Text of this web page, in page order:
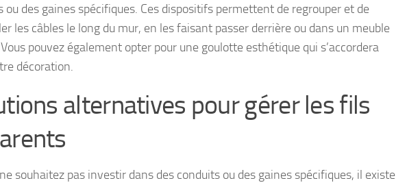
ou des gaines spécifiques. Ces dispositifs permettent de regrouper et de
les câbles le long du mur, en les faisant passer derrière ou dans un meuble
pouvez également opter pour une goulotte esthétique qui s’accordera
décoration.
alternatives pour gérer les fils
souhaitez pas investir dans des conduits ou des gaines spécifiques, il existe